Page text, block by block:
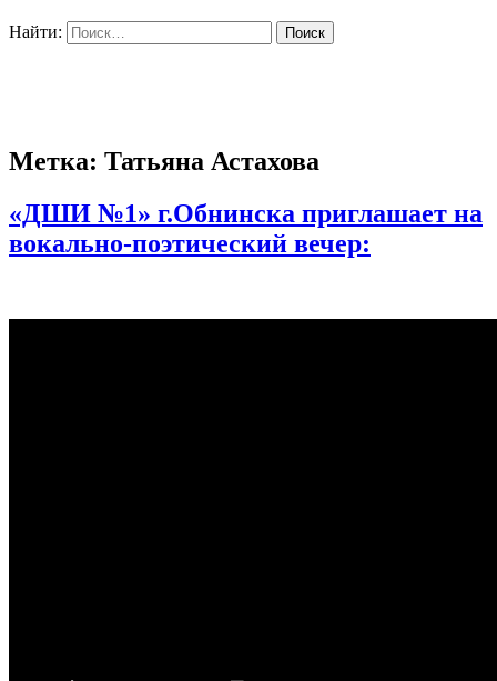
Найти:
Метка: Татьяна Астахова
«ДШИ №1» г.Обнинска приглашает на
вокально-поэтический вечер: